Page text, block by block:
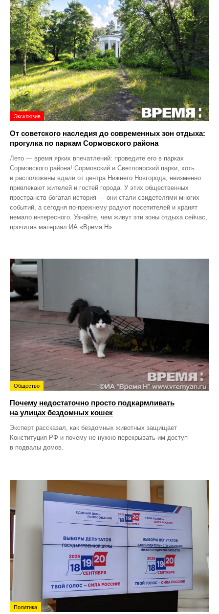
Эксклюзив
От советского наследия до современных зон отдыха:
прогулка по паркам Сормовского района
Лето — время ярких впечатлений: проведите его в парках
Сормовского района! Сормовский и Светлоярский парки, хоть
и расположены вдали от центра Нижнего Новгорода, неизменно
привлекают жителей и гостей города. У этих общественных
пространств богатая история — они стали свидетелями многих
событий, а сегодня по‑прежнему радуют посетителей и хранят
немало интересного. Узнайте, чем живут эти зоны отдыха сейчас,
прочитав материал ИА «Время Н».
Общество
Почему недостаточно просто подкармливать
на улицах бездомных кошек
Эксперт рассказал, как бездомных животных защищает
Конституция РФ и почему не нужно перекрывать им доступ
в подвалы домов.
Политика